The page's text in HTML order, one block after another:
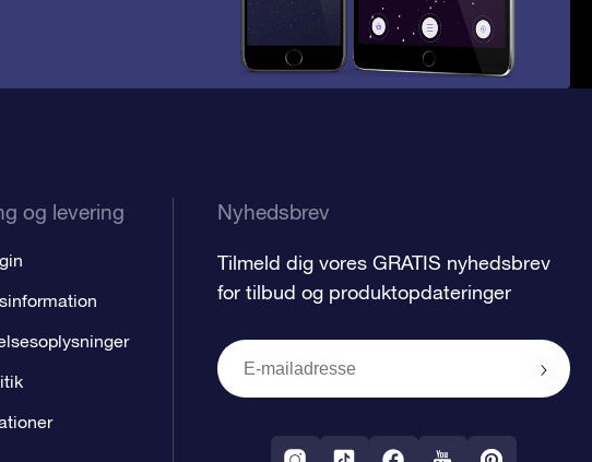
og levering Nyhedsbrev
Tilmeld dig vores GRATIS nyhedsbrev
for tilbud og produktopdateringer